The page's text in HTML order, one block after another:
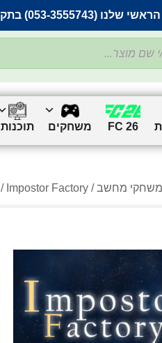
3555743) בתקלה זמנית
FC 26 משחקים תוכנות
משחקי מחשב / / Impostor Factory – למחשב